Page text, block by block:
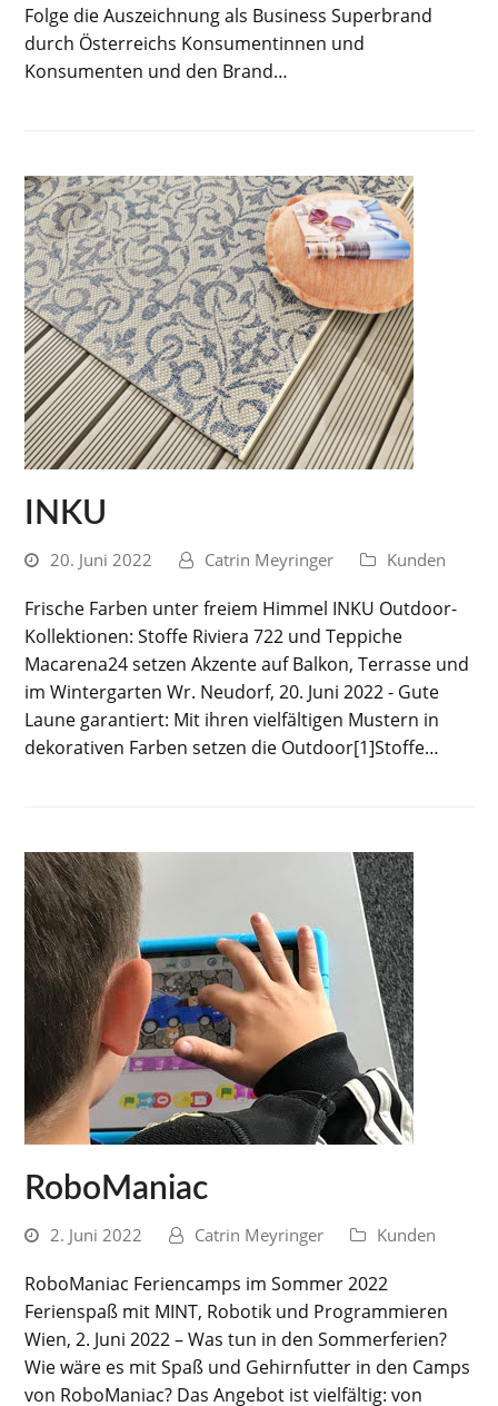
Folge die Auszeichnung als Business Superbrand
durch Österreichs Konsumentinnen und
Konsumenten und den Brand…
INKU
20. Juni 2022 Catrin Meyringer Kunden
Frische Farben unter freiem Himmel INKU Outdoor-
Kollektionen: Stoffe Riviera 722 und Teppiche
Macarena24 setzen Akzente auf Balkon, Terrasse und
im Wintergarten Wr. Neudorf, 20. Juni 2022 - Gute
Laune garantiert: Mit ihren vielfältigen Mustern in
dekorativen Farben setzen die Outdoor[1]Stoffe…
RoboManiac
2. Juni 2022 Catrin Meyringer Kunden
RoboManiac Feriencamps im Sommer 2022
Ferienspaß mit MINT, Robotik und Programmieren
Wien, 2. Juni 2022 – Was tun in den Sommerferien?
Wie wäre es mit Spaß und Gehirnfutter in den Camps
von RoboManiac? Das Angebot ist vielfältig: von